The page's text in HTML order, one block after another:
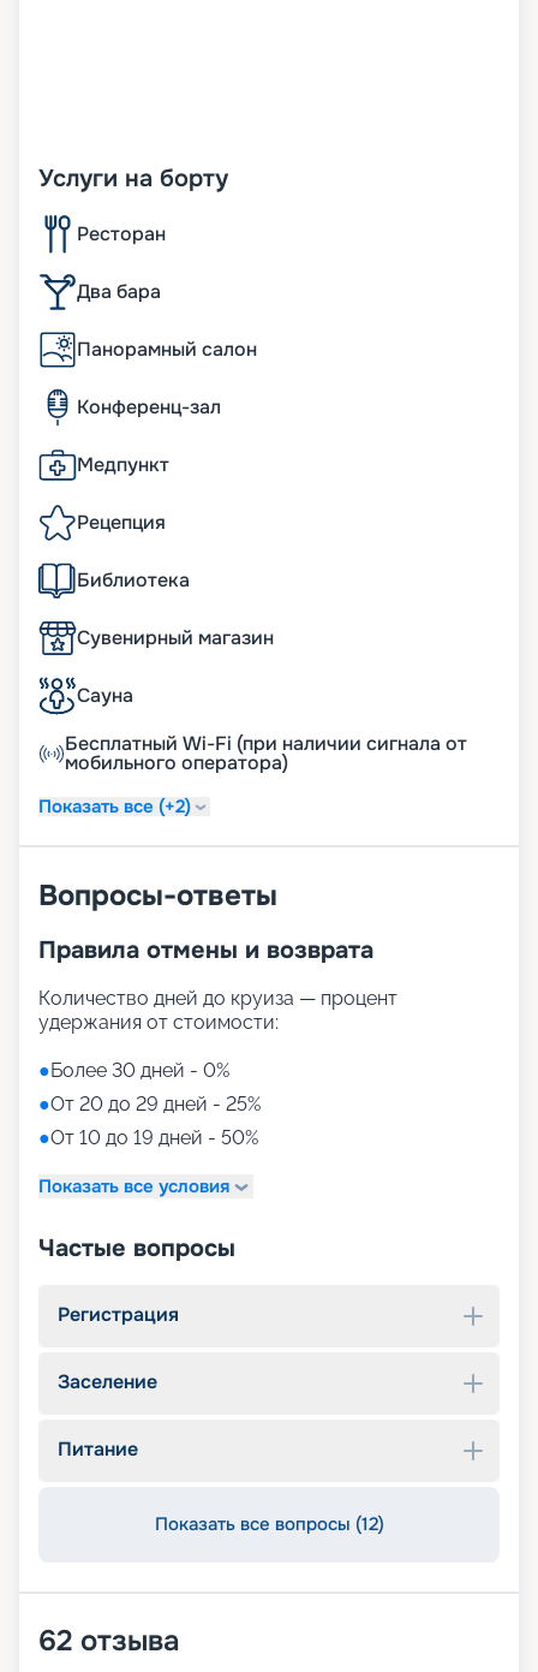
Услуги на борту
Ресторан
Два бара
Панорамный салон
Конференц-зал
Медпункт
Рецепция
Библиотека
Сувенирный магазин
Сауна
Бесплатный Wi-Fi (при наличии сигнала от
мобильного оператора)
Показать все (+2)
Вопросы-ответы
Правила отмены и возврата
Количество дней до круиза — процент
удержания от стоимости:
●Более 30 дней - 0%
●От 20 до 29 дней - 25%
●От 10 до 19 дней - 50%
Показать все условия
Частые вопросы
Регистрация
Заселение
Питание
Показать все вопросы (12)
62 отзыва